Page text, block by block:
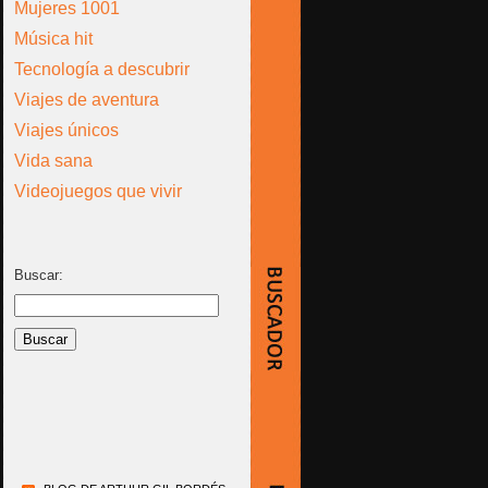
Mujeres 1001
Música hit
Tecnología a descubrir
Viajes de aventura
Viajes únicos
Vida sana
Videojuegos que vivir
Buscar: